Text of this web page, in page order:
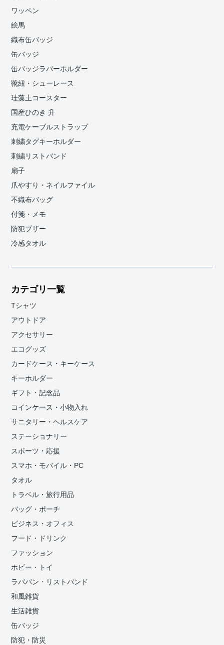
ワッペン
絵馬
織布缶バッジ
缶バッジ
缶バッジラバーホルダー
靴紐・シューレース
珪藻土コースター
国産ひのき 升
充電ケーブルストラップ
刺繍タグキーホルダー
刺繍リストバンド
扇子
爪やすり・ネイルファイル
不織布バッグ
付箋・メモ
防犯ブザー
冷感タオル
カテゴリ一覧
Tシャツ
アウトドア
アクセサリー
エコグッズ
カードケース・キーケース
キーホルダー
ギフト・記念品
コインケース・小物入れ
サニタリー・ヘルスケア
ステーショナリー
スポーツ・応援
スマホ・モバイル・PC
タオル
トラベル・旅行用品
バッグ・ポーチ
ビジネス・オフィス
フード・ドリンク
ファッション
ホビー・トイ
ラババン・リストバンド
和風雑貨
生活雑貨
缶バッジ
防犯・防災